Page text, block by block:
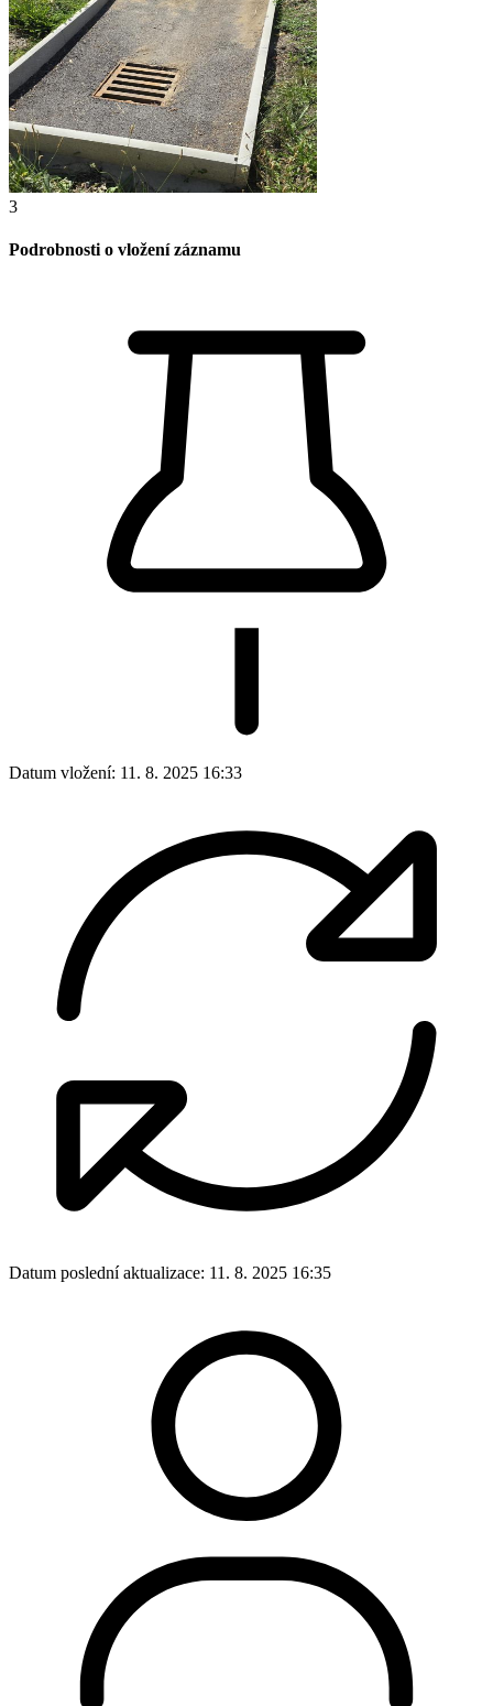
3
Podrobnosti o vložení záznamu
Datum vložení: 11. 8. 2025 16:33
Datum poslední aktualizace: 11. 8. 2025 16:35